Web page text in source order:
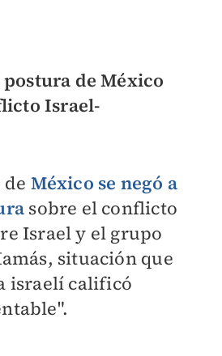
postura de México
Israel-
México se negó a
sobre el conflicto
Israel y el grupo
situación que
israelí calificó